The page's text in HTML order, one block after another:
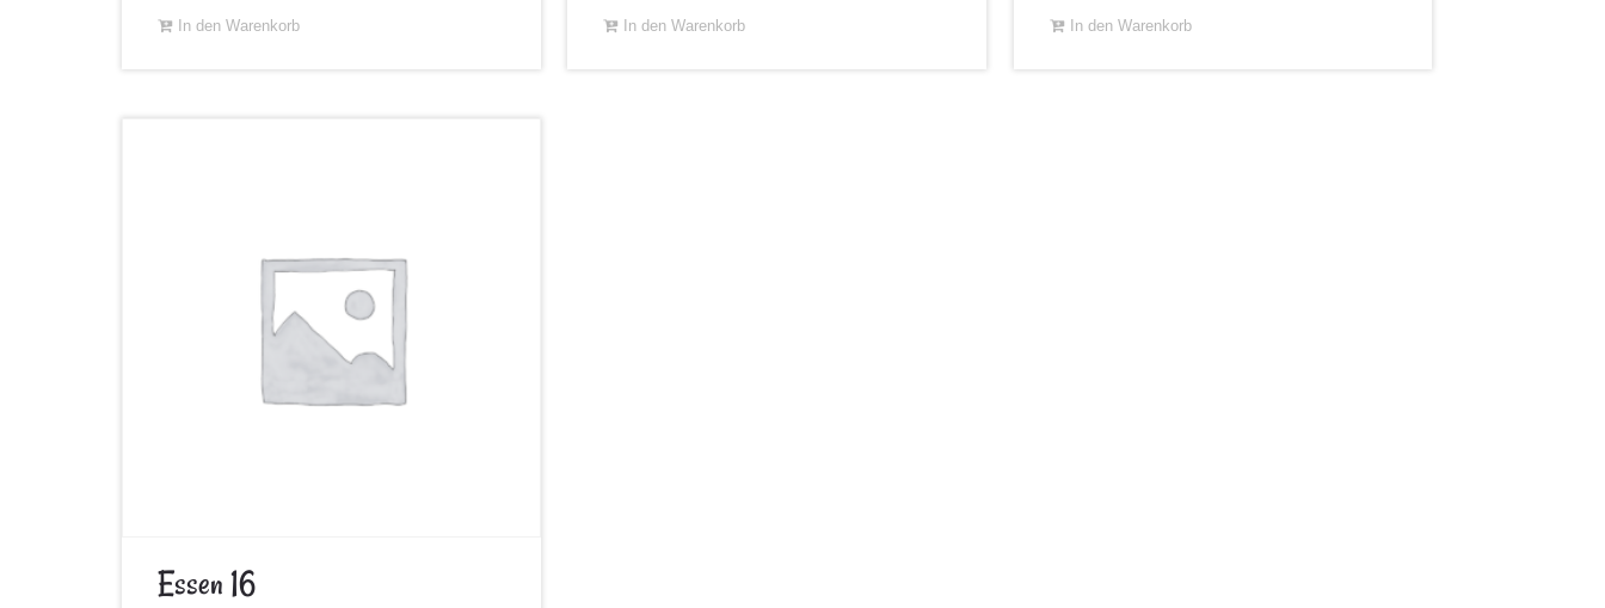
In den Warenkorb In den Warenkorb In den Warenkorb
Essen 16